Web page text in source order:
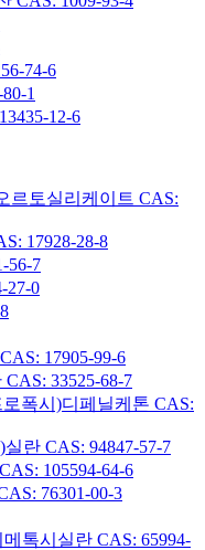
74-6
1
12-6
르토실리케이트 CAS:
17928-28-8
56-7
27-0
17905-99-6
33525-68-7
폭시)디페닐케톤 CAS:
란 CAS: 94847-57-7
105594-64-6
76301-00-3
톡시실란 CAS: 65994-